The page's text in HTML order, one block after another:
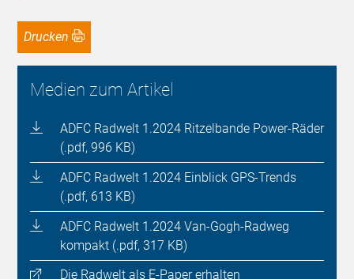
Drucken
Medien zum Artikel
ADFC Radwelt 1.2024 Ritzelbande Power-Räder
(.pdf, 996 KB)
ADFC Radwelt 1.2024 Einblick GPS-Trends
(.pdf, 613 KB)
ADFC Radwelt 1.2024 Van-Gogh-Radweg
kompakt (.pdf, 317 KB)
Die Radwelt als E-Paper erhalten